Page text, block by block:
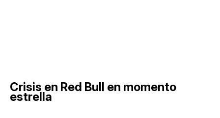
Crisis en Red Bull en momento
estrella